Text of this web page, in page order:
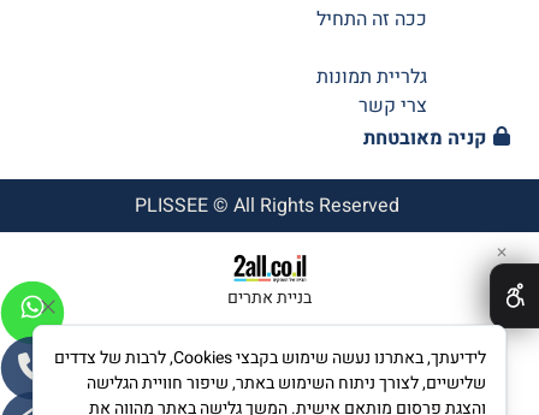
ככה זה התחיל
גלריית תמונות
צרי קשר
קניה מאובטחת
בניית אתרים
✕
לידיעתך, באתרנו נעשה שימוש בקבצי Cookies, לרבות של צדדים
שלישיים, לצורך ניתוח השימוש באתר, שיפור חוויית הגלישה
והצגת פרסום מותאם אישית. המשך גלישה באתר מהווה את